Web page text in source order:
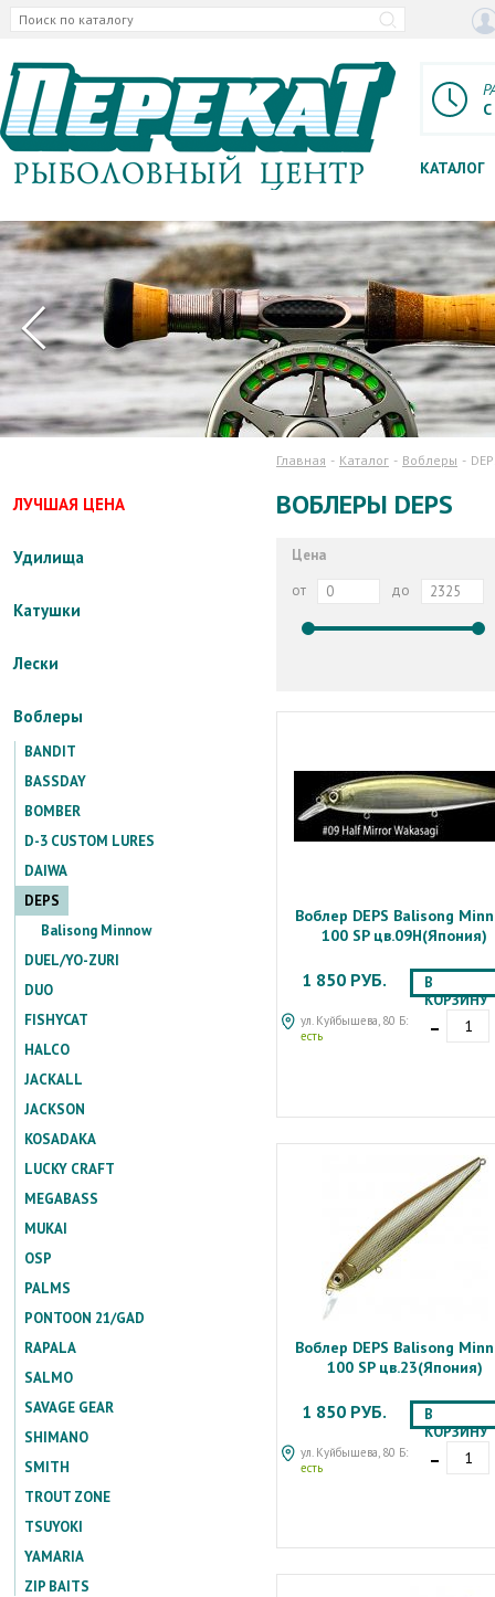
КАТАЛОГ
ЛУЧШАЯ ЦЕНА
Удилища
Катушки
Лески
Воблеры
BANDIT
BASSDAY
BOMBER
D-3 CUSTOM LURES
DAIWA
DEPS
Balisong Minnow
DUEL/YO-ZURI
DUO
FISHYCAT
HALCO
JACKALL
JACKSON
KOSADAKA
LUCKY CRAFT
MEGABASS
MUKAI
OSP
PALMS
PONTOON 21/GAD
RAPALA
SALMO
SAVAGE GEAR
SHIMANO
SMITH
TROUT ZONE
TSUYOKI
YAMARIA
ZIP BAITS
Главная Каталог Воблеры
ВОБЛЕРЫ DEPS
Цена
от
до
Воблер DEPS Balisong
100 SP цв.09H(Япония)
1 850 РУБ.
ул. Куйбышева, 80 Б:
есть
В
КОРЗИНУ
-
Воблер DEPS Balisong
100 SP цв.23(Япония)
1 850 РУБ.
ул. Куйбышева, 80 Б:
есть
В
КОРЗИНУ
-